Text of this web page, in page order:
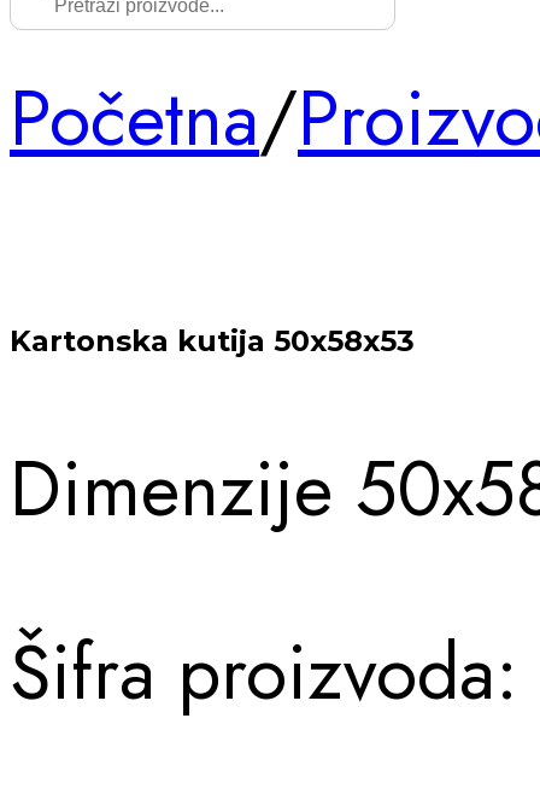
Početna/
Kartonska kutija 50x58x53
Dimenzije
Šifra proizvoda: